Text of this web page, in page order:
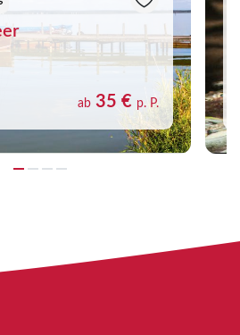
ab 35 € p. P.